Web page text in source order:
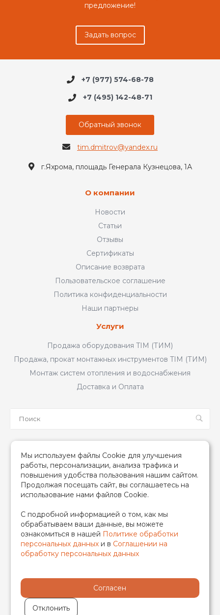
предложение!
Задать вопрос
+7 (977) 574-68-78
+7 (495) 142-48-71
Обратный звонок
tim.dmitrov@yandex.ru
г.Яхрома, площадь Генерала Кузнецова, 1А
О компании
Новости
Статьи
Отзывы
Сертификаты
Описание возврата
Пользовательское соглашение
Политика конфиденциальности
Наши партнеры
Услуги
Продажа оборудования TIM (ТИМ)
Продажа, прокат монтажных инструментов TIM (ТИМ)
Монтаж систем отопления и водоснабжения
Доставка и Оплата
2026 © TIM (ТИМ) Инженерная сантехника, Все права
защищены
ИП Гончаренко Надежда Николаевна
500708528433/319500700011740
Мы используем файлы Cookie для улучшения
работы, персонализации, анализа трафика и
повышения удобства пользования нашим сайтом.
Продолжая посещать сайт, вы соглашаетесь на
использование нами файлов Cookie.
С подробной информацией о том, как мы
обрабатываем ваши данные, вы можете
ознакомиться в нашей Политике обработки
персональных данных и в Соглашении на
обработку персональных данных
Согласен
Отклонить